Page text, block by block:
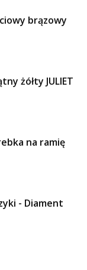
brązowy
żółty JULIET
na ramię
- Diament